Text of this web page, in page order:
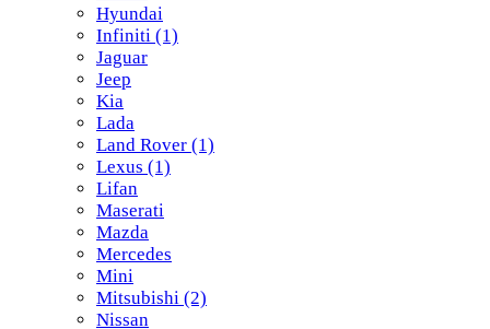
Hyundai
Infiniti (1)
Jaguar
Jeep
Kia
Lada
Land Rover (1)
Lexus (1)
Lifan
Maserati
Mazda
Mercedes
Mini
Mitsubishi (2)
Nissan